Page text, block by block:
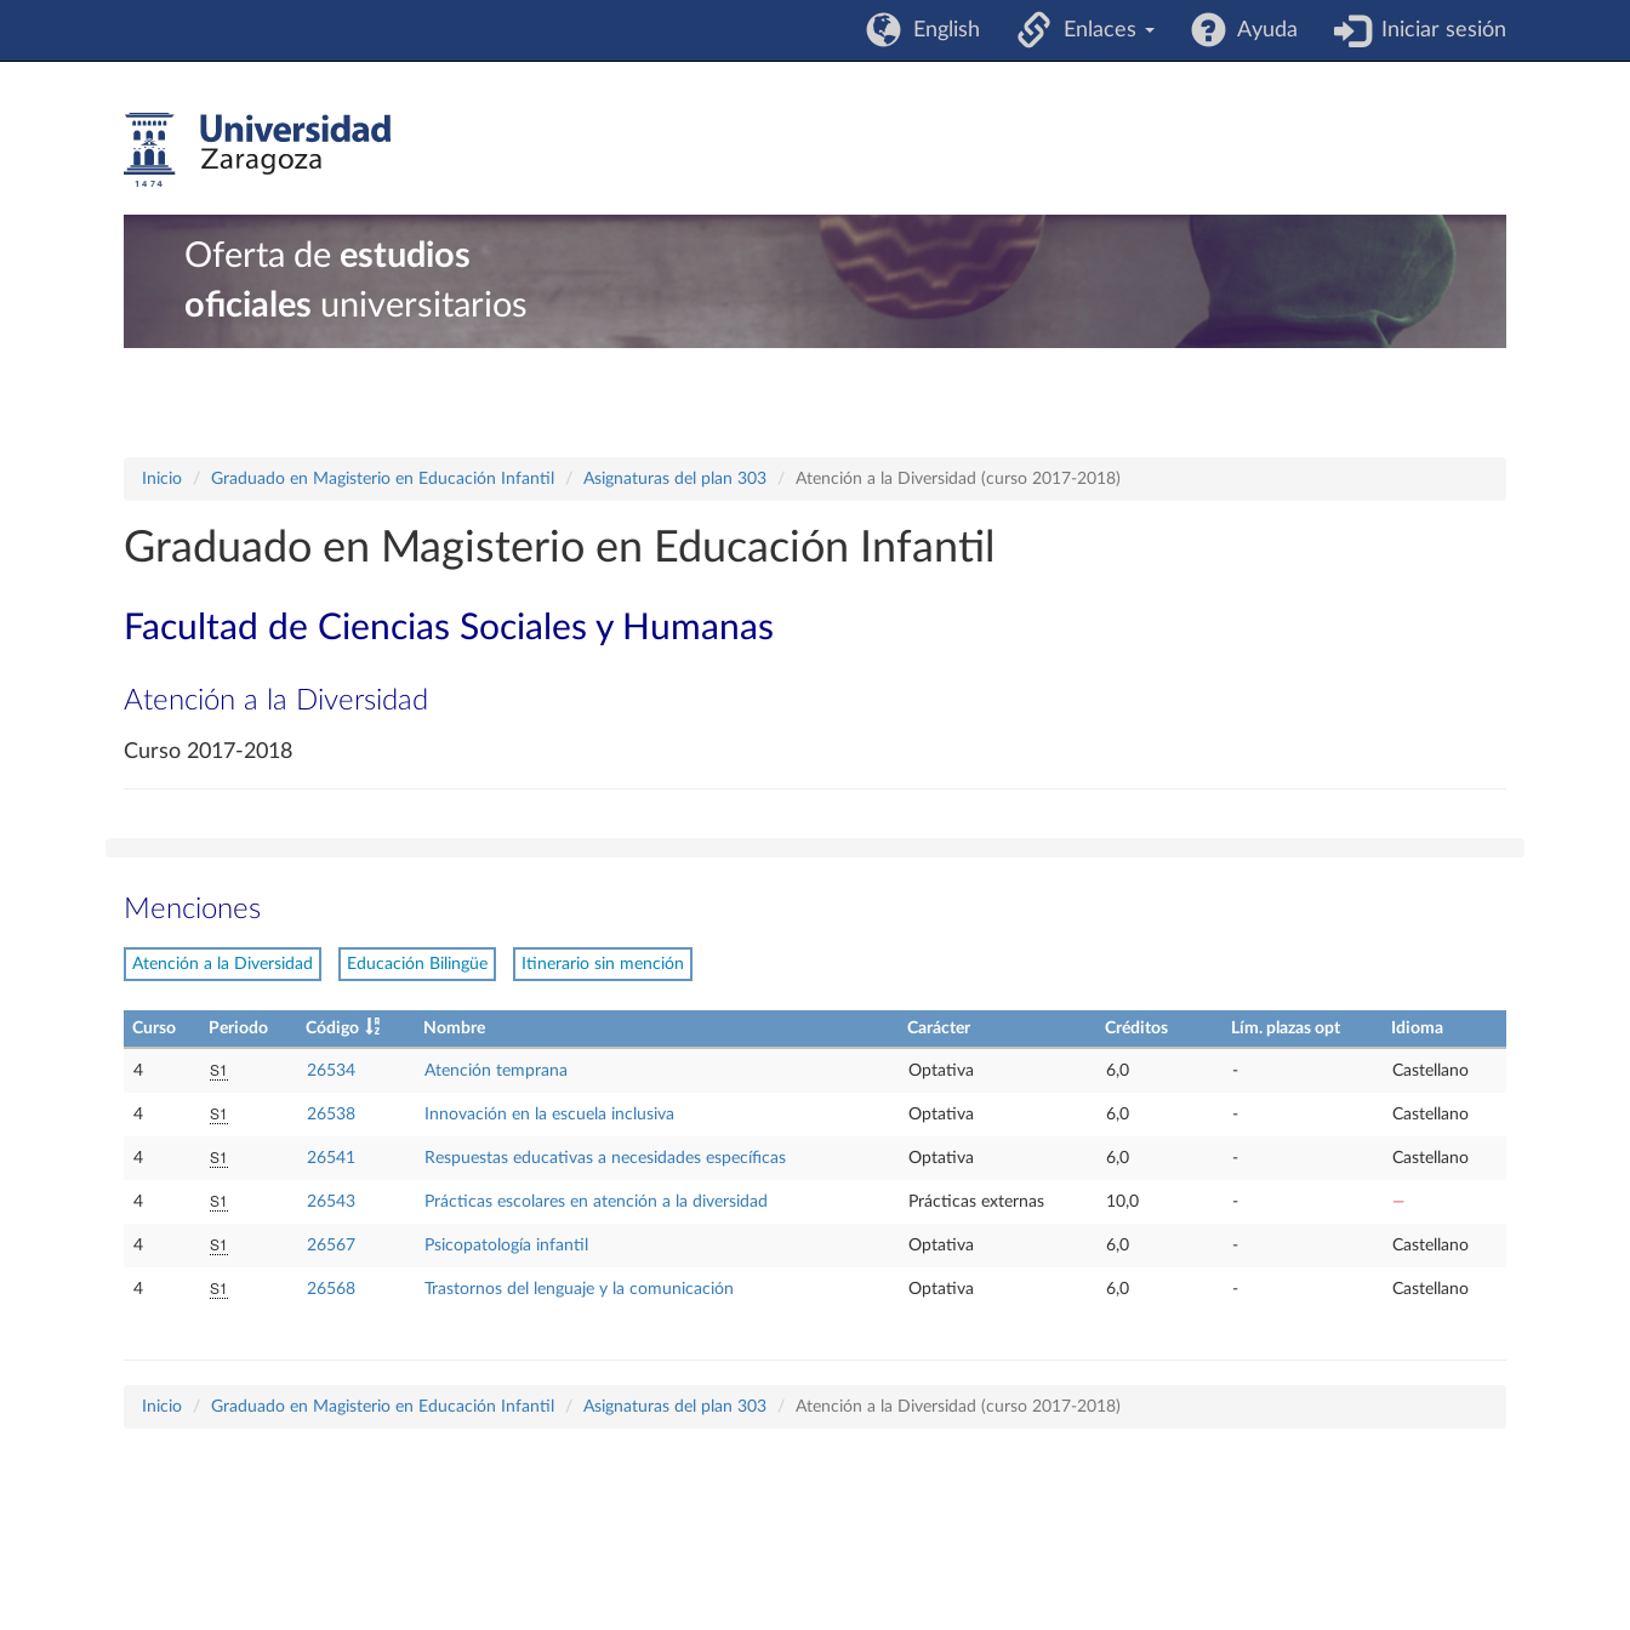
English Enlaces Ayuda Iniciar sesión
Oferta de estudios
oficiales universitarios
Inicio Graduado en Magisterio en Educación Infantil Asignaturas del plan 303 Atención a la Diversidad (curso 2017-2018)
Graduado en Magisterio en Educación Infantil
Facultad de Ciencias Sociales y Humanas
Atención a la Diversidad
Curso 2017-2018
Menciones
Atención a la Diversidad Educación Bilingüe Itinerario sin mención
Curso Periodo Código Nombre Carácter Créditos Lím. plazas opt Idioma
4 S1 26534 Atención temprana Optativa 6,0 - Castellano
4 S1 26538 Innovación en la escuela inclusiva Optativa 6,0 - Castellano
4 S1 26541 Respuestas educativas a necesidades específicas Optativa 6,0 - Castellano
4 S1 26543 Prácticas escolares en atención a la diversidad Prácticas externas 10,0 - —
4 S1 26567 Psicopatología infantil Optativa 6,0 - Castellano
4 S1 26568 Trastornos del lenguaje y la comunicación Optativa 6,0 - Castellano
Inicio Graduado en Magisterio en Educación Infantil Asignaturas del plan 303 Atención a la Diversidad (curso 2017-2018)